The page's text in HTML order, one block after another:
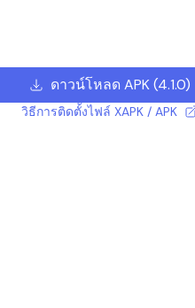
ดาวน์โหลด APK(4.1.0)
วิธีการติดตั้งไฟล์ XAPK / APK